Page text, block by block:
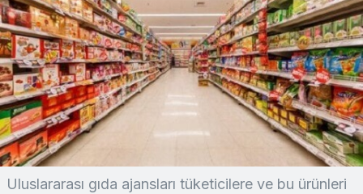
Uluslararası gıda ajansları tüketicilere ve bu ürünleri